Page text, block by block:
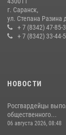
Сотрудники
конкурса
23 июля 2026, 11:54
г. Саранск,
ул. Степана Разина
+ 7 (8342) 47-85-
+ 7 (8342) 33-44-
НОВОСТИ
Росгвардейцы
общественного...
06 августа 2026, 08:48